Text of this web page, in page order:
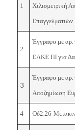
1 Χιλιομετρική
Επαγγελματιών
2
Έγγραφο με αρ.
ΕΛΚΕ ΠΙ για
3
Έγγραφο με αρ.
Αποζημίωση
4 Οδ2.26-